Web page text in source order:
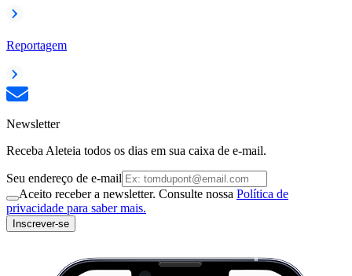
Reportagem
Newsletter
Receba Aleteia todos os dias em sua caixa de e-mail.
Seu endereço de e-mail
Aceito receber a newsletter. Consulte nossa Política de
privacidade para saber mais.
Inscrever-se